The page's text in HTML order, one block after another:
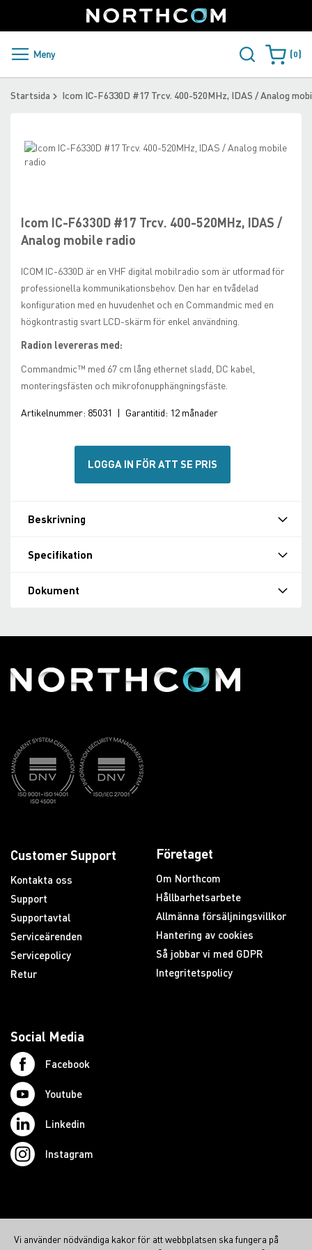
to
Content
Sweden
PRODUKTER OCH LÖSNINGAR
ÅTERFÖRSÄLJARE
LADDA NER
Meny Varukorgen
0
Startsida Icom IC-F6330D #17 Trcv. 400-520MHz, IDAS / Analog
Icom IC-F6330D #17 Trcv. 400-520MHz, IDAS /
Analog mobile radio
ICOM IC-6330D är en VHF digital mobilradio som är utformad för
professionella kommunikationsbehov. Den har en tvådelad
konfiguration med en huvudenhet och en Commandmic med en
högkontrastig svart LCD-skärm för enkel användning.
Radion levereras med:
Commandmic™ med 67 cm lång ethernet sladd, DC kabel,
monteringsfästen och mikrofonupphängningsfäste.
Artikelnummer: 85031 | Garantitid: 12 månader
LOGGA IN FÖR ATT SE PRIS
Skip
to
images
gallery
beginning
of
the
gallery
Beskrivning
Specifikation
Dokument
Customer Support
Kontakta oss
Support
Supportavtal
Serviceärenden
Servicepolicy
Retur
Företaget
Om Northcom
Hållbarhetsarbete
Allmänna försäljningsvillkor
Hantering av cookies
Så jobbar vi med GDPR
Integritetspolicy
Social Media
Facebook
Youtube
Linkedin
Instagram
northcom.no
Vi använder nödvändiga kakor för att webbplatsen ska fungera på